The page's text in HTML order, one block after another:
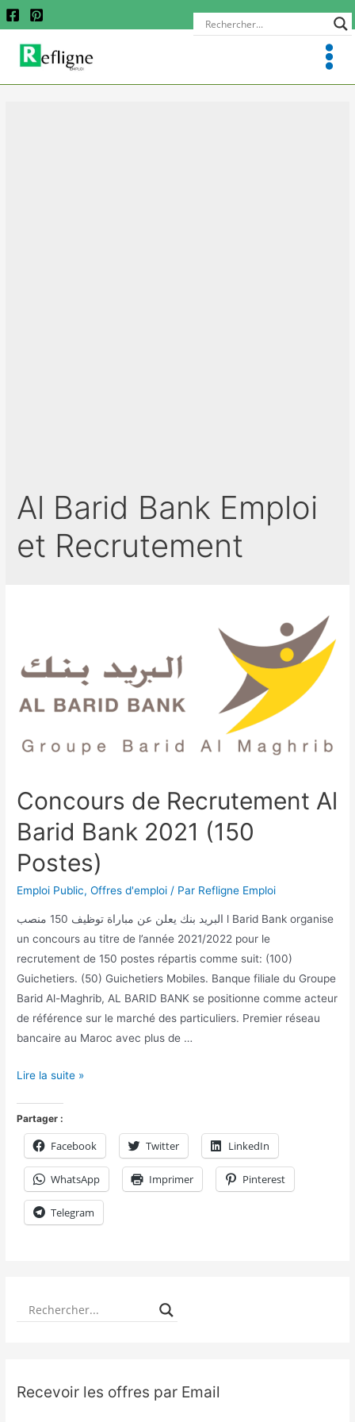
Al Barid Bank Emploi
et Recrutement
Concours de Recrutement Al
Barid Bank 2021 (150
Postes)
Emploi Public,Offres d'emploi / Par Refligne Emploi
البريد بنك يعلن عن مباراة توظيف 150 منصب l Barid Bank organise
un concours au titre de l’année 2021/2022 pour le
recrutement de 150 postes répartis comme suit: (100)
Guichetiers. (50) Guichetiers Mobiles. Banque filiale du Groupe
Barid Al-Maghrib, AL BARID BANK se positionne comme acteur
de référence sur le marché des particuliers. Premier réseau
bancaire au Maroc avec plus de …
Lire la suite »
Partager :
Facebook Twitter LinkedIn
WhatsApp Imprimer Pinterest
Telegram
Recevoir les offres par Email